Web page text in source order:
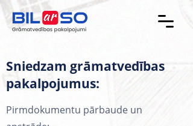
Sniedzam grāmatvedības
pakalpojumus:
Pirmdokumentu pārbaude un